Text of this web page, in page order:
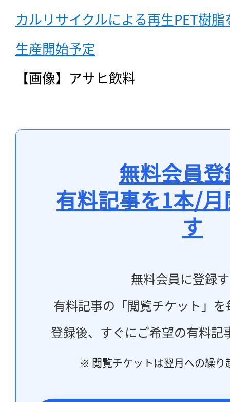
カルリサイクルによる再生PET樹
生産開始予定
【画像】アサヒ飲料
無料会員
有料記事を1本/
す
無料会員に登録
有料記事の「閲覧チケット」
登録後、すぐにご希望の有料記
※ 閲覧チケットは翌月への繰り